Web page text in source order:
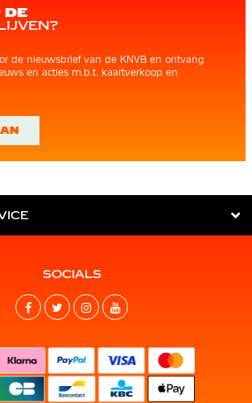
DE
de nieuwsbrief van de KNVB en ontvang
en acties m.b.t. kaartverkoop en
SOCIALS